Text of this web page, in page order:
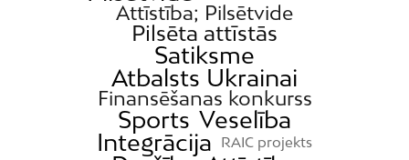
Attīstība; Pilsētvide
Pilsēta attīstās
Satiksme
Atbalsts Ukrainai
Finansēšanas konkurss
Sports Veselība
Integrācija
RAIC projekts